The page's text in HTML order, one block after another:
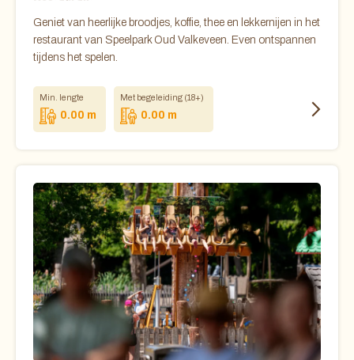
Geniet van heerlijke broodjes, koffie, thee en lekkernijen in het
restaurant van Speelpark Oud Valkeveen. Even ontspannen
tijdens het spelen.
Min. lengte
0.00 m
Met begeleiding (18+)
0.00 m